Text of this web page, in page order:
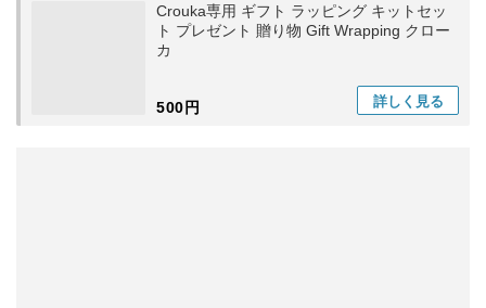
Crouka専用 ギフト ラッピング キットセッ
ト プレゼント 贈り物 Gift Wrapping クロー
カ
500円 詳しく 見る